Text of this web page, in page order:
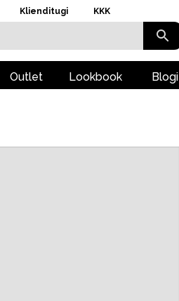
Klienditugi KKK
Outlet Lookbook Blogi